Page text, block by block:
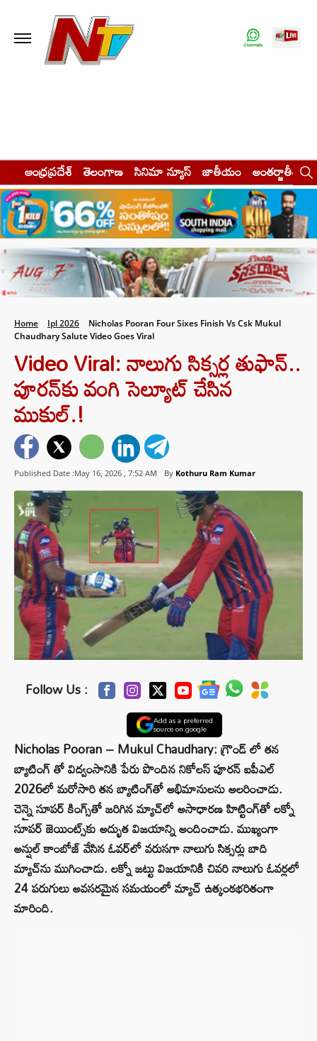
ఆంధ్రప్రదేశ్ తెలంగాణ సినిమా న్యూస్ జాతీయం అంతర్జాతీయం
Home Ipl 2026
Nicholas Pooran Four Sixes Finish Vs Csk Mukul
Chaudhary Salute Video Goes Viral
Video Viral: నాలుగు సిక్సర్ల తుఫాన్..
పూరన్‌కు వంగి సెల్యూట్ చేసిన
ముకుల్.!
Published Date :May 16, 2026 , 7:52 AM By Kothuru Ram Kumar
Follow Us :
Add as a preferred
source on google
Nicholas Pooran – Mukul Chaudhary: గ్రౌండ్ లో తన
బ్యాటింగ్ తో విద్వంసానికి పేరు పొందిన నికోలస్ పూరన్ ఐపీఎల్
2026లో మరోసారి తన బ్యాటింగ్‌తో అభిమానులను అలరించాడు.
చెన్నై సూపర్ కింగ్స్‌తో జరిగిన మ్యాచ్‌లో అసాధారణ హిట్టింగ్‌తో లక్నో
సూపర్ జెయింట్స్‌కు అద్భుత విజయాన్ని అందించాడు. ముఖ్యంగా
అన్షుల్ కాంబోజ్ వేసిన ఓవర్‌లో వరుసగా నాలుగు సిక్సర్లు బాది
మ్యాచ్‌ను ముగించాడు. లక్నో జట్టు విజయానికి చివరి నాలుగు ఓవర్లలో
24 పరుగులు అవసరమైన సమయంలో మ్యాచ్ ఉత్కంఠభరితంగా
మారింది.